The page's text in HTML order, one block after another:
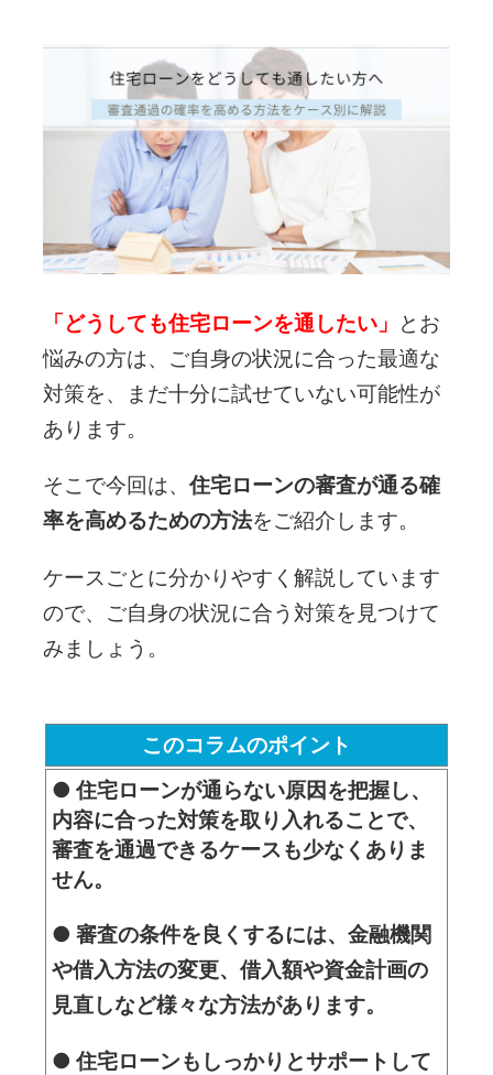
「どうしても住宅ローンを通したい」 とお
悩みの方は、ご自身の状況に合った最適な
対策を、まだ十分に試せていない可能性が
あります。
そこで今回は、 住宅ローンの審査が通る確
率を高めるための方法をご紹介します。
ケースごとに分かりやすく解説しています
ので、ご自身の状況に合う対策を見つけて
みましょう。
このコラムのポイント
● 住宅ローンが通らない原因を把握し、
内容に合った対策を取り入れることで、
審査を通過できるケースも少なくありま
せん。
● 審査の条件を良くするには、金融機関
や借入方法の変更、借入額や資金計画の
見直しなど様々な方法があります。
● 住宅ローンもしっかりとサポートして